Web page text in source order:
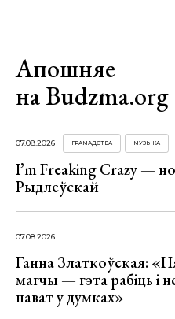
Апошняе
на Budzma.org
07.08.2026 ГРАМАДСТВА МУЗЫКА
I’m Freaking Crazy —
Рыдлеўскай
07.08.2026
Ганна Златкоўская:
магчы — гэта рабіць і
нават у думках»